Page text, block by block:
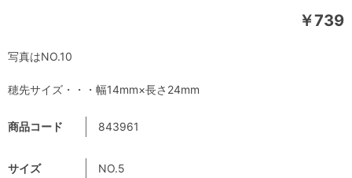
￥739
商品コード 843961
サイズ NO.5
写真はNO.10
穂先サイズ・・・幅14mm×長さ24mm